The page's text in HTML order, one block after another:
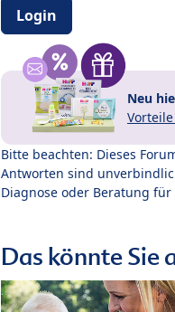
Login
Neu
Vorteile
Bitte beachten: Dieses
Antworten sind
Diagnose oder Beratung
Das könnte Sie